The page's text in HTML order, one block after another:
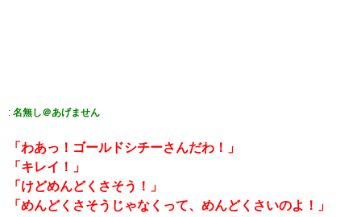
: 名無し＠あげません
「わあっ！ゴールドシチーさんだわ！」
「キレイ！」
「けどめんどくさそう！」
「めんどくさそうじゃなくって、めんどくさいのよ！」